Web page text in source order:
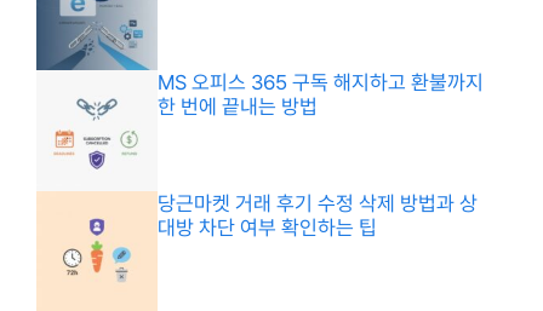
MS 오피스 365 구독 해지하고 환불까지
한 번에 끝내는 방법
당근마켓 거래 후기 수정 삭제 방법과 상
대방 차단 여부 확인하는 팁